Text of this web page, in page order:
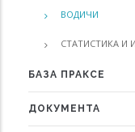
ВОДИЧИ
СТАТИСТИКА И
БАЗА ПРАКСЕ
ДОКУМЕНТА